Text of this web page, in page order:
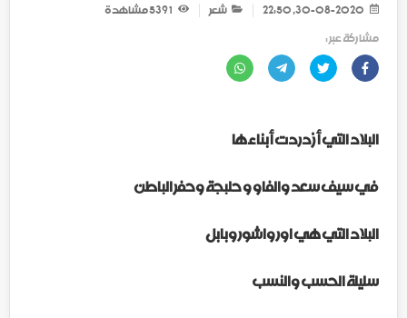
شعر
مشاهدة
مشاركة عبر :
البلاد التي أزدردت أبناءها
في سيف سعد والفاو و حلبجة وحفر الباطن
البلاد التي هي اور واشور وبابل
سليلة الحسب والنسب